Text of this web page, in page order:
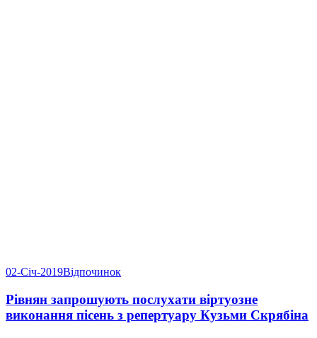
02-Січ-2019Відпочинок
Рівнян запрошують послухати віртуозне
виконання пісень з репертуару Кузьми Скрябіна